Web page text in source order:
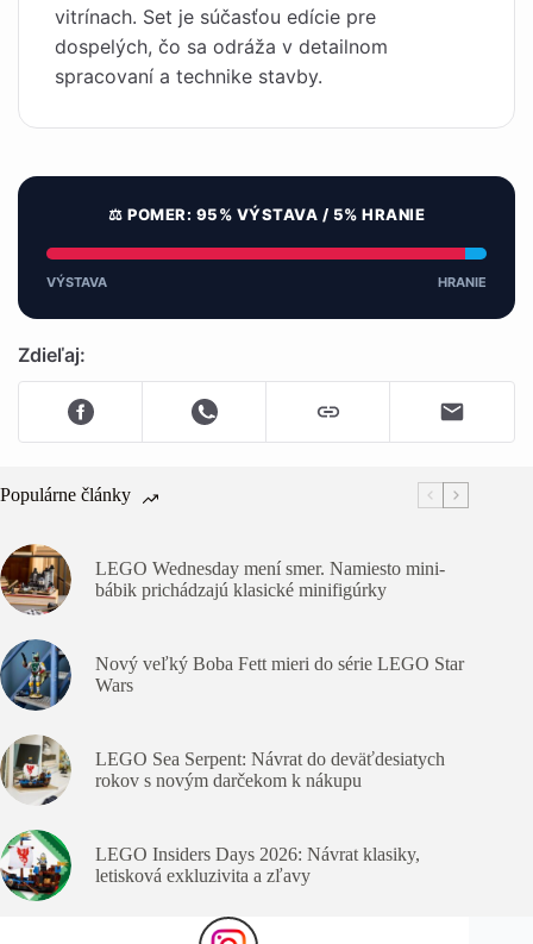
vitrínach. Set je súčasťou edície pre
dospelých, čo sa odráža v detailnom
spracovaní a technike stavby.
⚖️ POMER: 95% VÝSTAVA / 5% HRANIE
VÝSTAVA HRANIE
Zdieľaj:
Populárne články
LEGO Wednesday mení smer. Namiesto mini-
bábik prichádzajú klasické minifigúrky
Nový veľký Boba Fett mieri do série LEGO Star
Wars
LEGO Sea Serpent: Návrat do deväťdesiatych
rokov s novým darčekom k nákupu
LEGO Insiders Days 2026: Návrat klasiky,
letisková exkluzivita a zľavy